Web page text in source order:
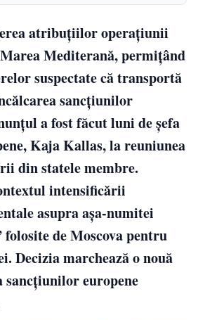
atribuțiilor operațiunii
Mediterană, permițând
suspectate că transportă
sancțiunilor
a fost făcut luni de șefa
Kaja Kallas, la reuniunea
din statele membre.
intensificării
asupra așa-numitei
de Moscova pentru
Decizia marchează o nouă
sancțiunilor europene